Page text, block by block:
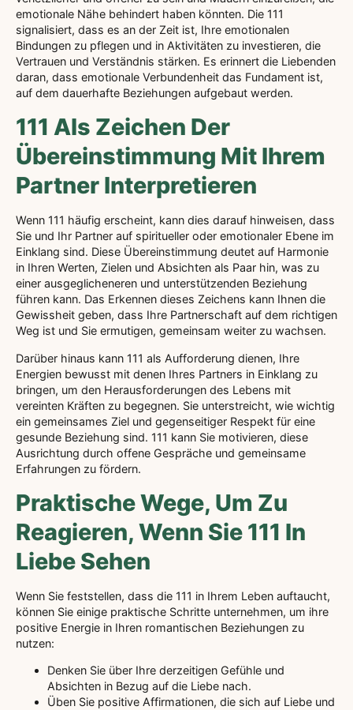
emotionale Nähe behindert haben könnten. Die 111
signalisiert, dass es an der Zeit ist, Ihre emotionalen
Bindungen zu pflegen und in Aktivitäten zu investieren, die
Vertrauen und Verständnis stärken. Es erinnert die Liebenden
daran, dass emotionale Verbundenheit das Fundament ist,
auf dem dauerhafte Beziehungen aufgebaut werden.
111 Als Zeichen Der
Übereinstimmung Mit Ihrem
Partner Interpretieren
Wenn 111 häufig erscheint, kann dies darauf hinweisen, dass
Sie und Ihr Partner auf spiritueller oder emotionaler Ebene im
Einklang sind. Diese Übereinstimmung deutet auf Harmonie
in Ihren Werten, Zielen und Absichten als Paar hin, was zu
einer ausgeglicheneren und unterstützenden Beziehung
führen kann. Das Erkennen dieses Zeichens kann Ihnen die
Gewissheit geben, dass Ihre Partnerschaft auf dem richtigen
Weg ist und Sie ermutigen, gemeinsam weiter zu wachsen.
Darüber hinaus kann 111 als Aufforderung dienen, Ihre
Energien bewusst mit denen Ihres Partners in Einklang zu
bringen, um den Herausforderungen des Lebens mit
vereinten Kräften zu begegnen. Sie unterstreicht, wie wichtig
ein gemeinsames Ziel und gegenseitiger Respekt für eine
gesunde Beziehung sind. 111 kann Sie motivieren, diese
Ausrichtung durch offene Gespräche und gemeinsame
Erfahrungen zu fördern.
Praktische Wege, Um Zu
Reagieren, Wenn Sie 111 In
Liebe Sehen
Wenn Sie feststellen, dass die 111 in Ihrem Leben auftaucht,
können Sie einige praktische Schritte unternehmen, um ihre
positive Energie in Ihren romantischen Beziehungen zu
nutzen:
Denken Sie über Ihre derzeitigen Gefühle und
Absichten in Bezug auf die Liebe nach.
Üben Sie positive Affirmationen, die sich auf Liebe und